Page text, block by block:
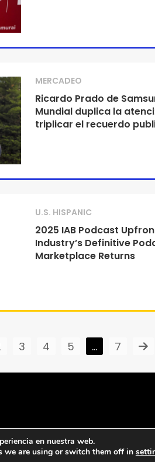
MERCADEO
Ricardo Prado de
Mundial duplica la
triplicar el recuerdo
U.S. HISPANIC
2025 IAB Podcast
Industry’s Definitive
Marketplace Returns
3 4 5 … 7
en nuestra web.
we are using or switch them off in